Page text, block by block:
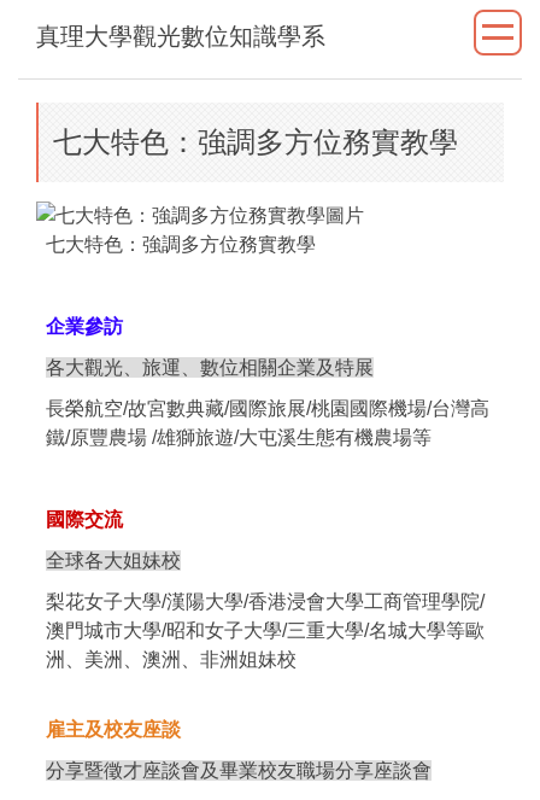
主
真理大學觀光數位知識學系
七大特色：強調多方位務實教學
七大特色：強調多方位務實教學
企業參訪
各大觀光、旅運、數位相關企業及特展
長榮航空/故宮數典藏/國際旅展/桃園國際機場/台灣高
鐵/原豐農場 /雄獅旅遊/大屯溪生態有機農場等
國際交流
全球各大姐妹校
梨花女子大學/漢陽大學/香港浸會大學工商管理學院/
澳門城市大學/昭和女子大學/三重大學/名城大學等歐
洲、美洲、澳洲、非洲姐妹校
雇主及校友座談
分享暨徵才座談會及畢業校友職場分享座談會